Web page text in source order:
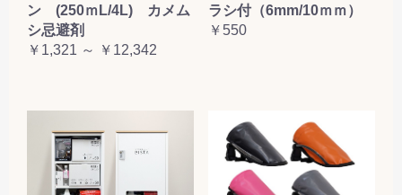
ン (250ｍL/4L) カメム
シ忌避剤
￥1,321 ～ ￥12,342
ラシ付（6mm/10ｍｍ）
￥550